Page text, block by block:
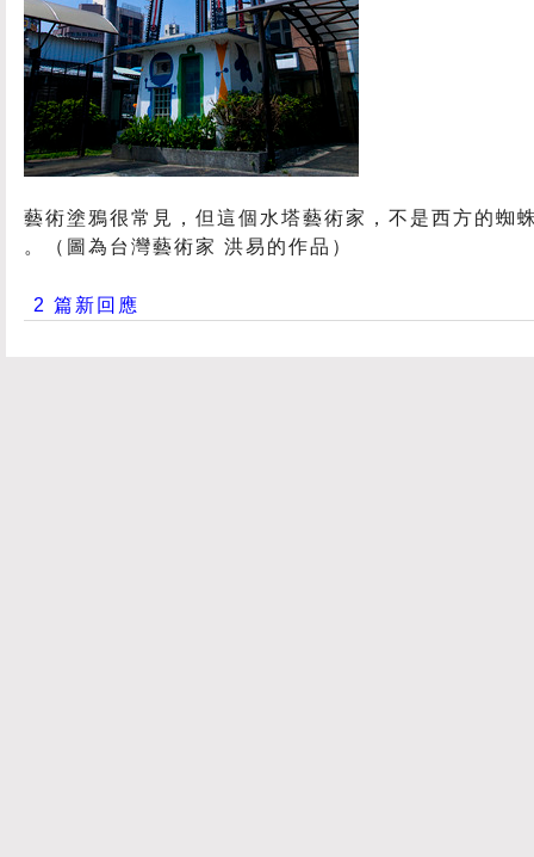
藝術塗鴉很常見，但這個水塔藝術家，不是西方的蜘
。（圖為台灣藝術家 洪易的作品）
2 篇新回應